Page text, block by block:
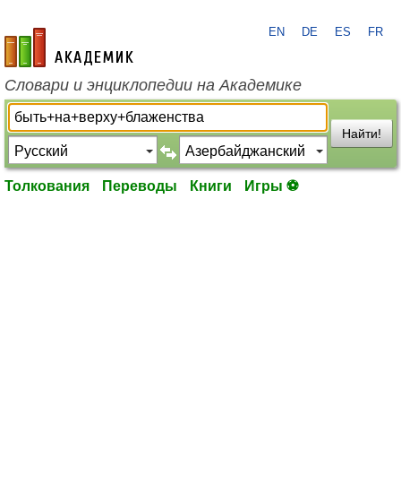
academic.ru
EN DE ES FR
Словари и энциклопедии на Академике
Найти!
Толкования Переводы Книги Игры ⚽